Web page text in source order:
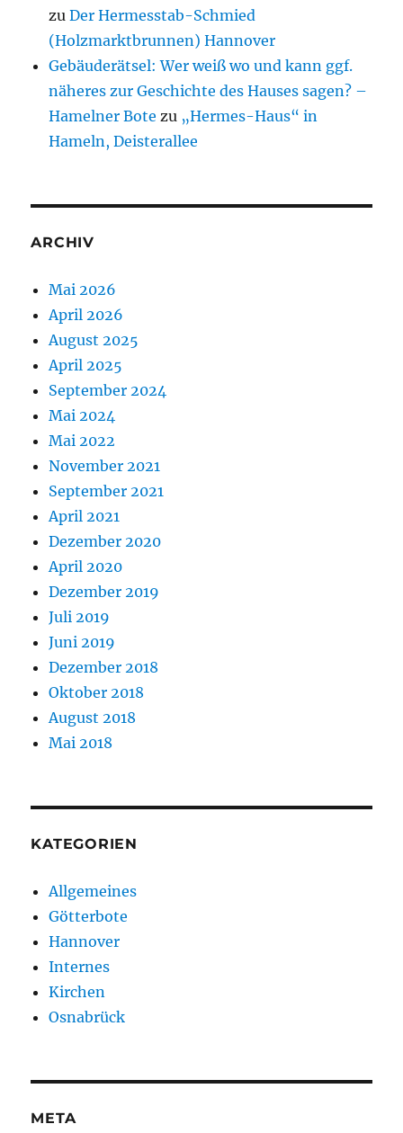
zuDer Hermesstab-Schmied
(Holzmarktbrunnen) Hannover
Gebäuderätsel: Wer weiß wo und kann ggf.
näheres zur Geschichte des Hauses sagen? –
Hamelner Bote zu „Hermes-Haus“ in
Hameln, Deisterallee
ARCHIV
Mai 2026
April 2026
August 2025
April 2025
September 2024
Mai 2024
Mai 2022
November 2021
September 2021
April 2021
Dezember 2020
April 2020
Dezember 2019
Juli 2019
Juni 2019
Dezember 2018
Oktober 2018
August 2018
Mai 2018
KATEGORIEN
Allgemeines
Götterbote
Hannover
Internes
Kirchen
Osnabrück
META